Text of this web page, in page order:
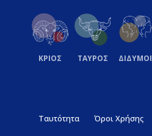
ΚΡΙΟΣ ΤΑΥΡΟΣ ΔΙΔΥΜΟΙ
Ταυτότητα Όροι Χρήσης